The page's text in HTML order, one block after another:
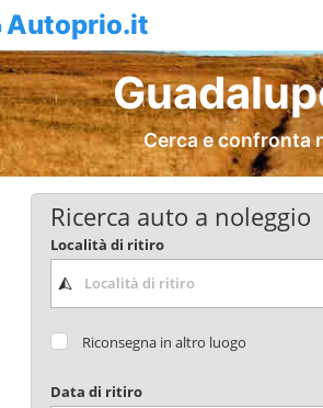
Autoprio.it
Cerca e confronta
Ricerca auto a noleggio
Località di ritiro
Riconsegna in altro luogo
Data di ritiro